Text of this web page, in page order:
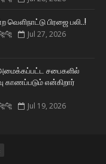
வௌிநாட்டு பிரஜை பலி..!
Jul 27, 2026
அமைக்கப்பட்ட சபைகளில்
காணப்படும் என்கிறார்
Jul 19, 2026